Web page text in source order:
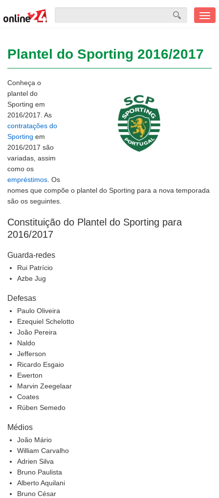
Plantel do Sporting 2016/2017
Conheça o
plantel do
Sporting em
2016/2017. As
contratações do
Sporting em
2016/2017 são
variadas, assim
como os
empréstimos . Os
nomes que compõe o plantel do Sporting para a nova temporada
são os seguintes.
Constituição do Plantel do Sporting para
2016/2017
Guarda-redes
Rui Patrício
Azbe Jug
Defesas
Paulo Oliveira
Ezequiel Schelotto
João Pereira
Naldo
Jefferson
Ricardo Esgaio
Ewerton
Marvin Zeegelaar
Coates
Rúben Semedo
Médios
João Mário
William Carvalho
Adrien Silva
Bruno Paulista
Alberto Aquilani
Bruno César